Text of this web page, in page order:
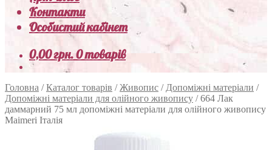
Контакти
Особистий кабінет
0,00грн.0 товарів
Головна /Каталог товарів /Живопис / Допоміжні матеріали /
Допоміжні матеріали для олійного живопису /664 Лак
даммарний 75 мл допоміжні матеріали для олійного живопису
Maimeri Італія